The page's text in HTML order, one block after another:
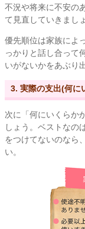
不況や将来に不安の
て見直していきまし
優先順位は家族によ
っかりと話し合って
いがないかをあぶり
3. 実際の支出(何に
次に「何にいくらか
しょう。ベストなの
をつけてないのなら
い。